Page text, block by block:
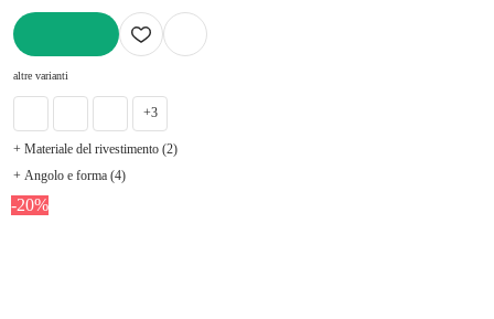
altre varianti
+3
+ Materiale del rivestimento (2)
+ Angolo e forma (4)
-20%